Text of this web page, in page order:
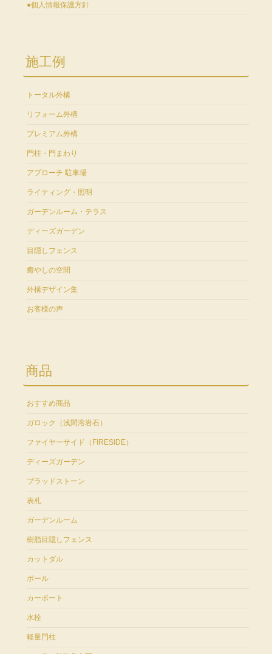
●個人情報保護方針
施工例
トータル外構
リフォーム外構
プレミアム外構
門柱・門まわり
アプローチ 駐車場
ライティング・照明
ガーデンルーム・テラス
ディーズガーデン
目隠しフェンス
癒やしの空間
外構デザイン集
お客様の声
商品
おすすめ商品
ガロック（浅間溶岩石）
ファイヤーサイド（FIRESIDE）
ディーズガーデン
ブラッドストーン
表札
ガーデンルーム
樹脂目隠しフェンス
カットダル
ポール
カーポート
水栓
軽量門柱